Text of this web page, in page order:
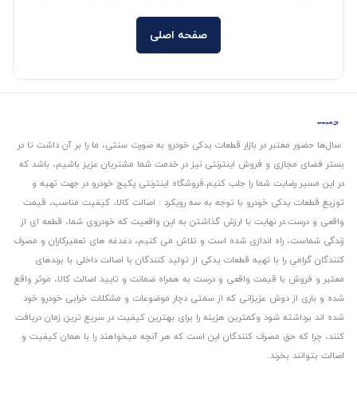
صفحه اصلی
سال‌ها حضور معتبر در بازار قطعات یدکی خودرو به صورت سنتی، ما را بر آن داشت تا در
بستر فضای مجازی و فروش اینترنتی نیز در خدمت شما مشتریان عزیز باشیم، باشد که
در این مسیر رضایت شما را جلب کنیم.فروشگاه اینترنتی پکیج خودرو در جهت تهیه و
توزیع قطعات یدکی خودرو با توجه به سه رویکرد : اصالت کالا، کیفیت مناسب، قیمت
واقعی و درست.در نهایت با ارزش گذاشتن به این واقعیت که خودروی شما، قطعه ای از
زندگی شماست، راه اندازی شده است و تلاش می کنیم، دغدغه های تعمیرکاران و مصرف
کنندگان گرامی را با تهیه قطعات یدکی از تولید کنندگان با اصالت داخلی با برندهای
معتبر و فروش با قیمت واقعی و درست به همراه ضمانت و تایید اصالت کالا، موثر واقع
شده و باری از دوش عزیزانی که از سمتی دچار موضوعات و مشکلات خرابی خودرو خود
شده اند برداشته شود و‌کمترین هزینه را برای بهترین کیفیت در سریع ترین زمان دریافت
کنند، چرا که حق مصرف کنندگان این است که هر آنچه میخواهند را با همان کیفیت و
اصالت بتوانند بخرند..